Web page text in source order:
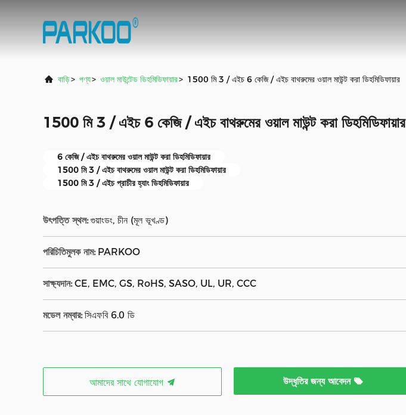
বাড়ি> পণ্য> ওয়াল মাউন্টেড ডিহমিডিফায়ার> 1500 মি 3 / এইচ 6 কেজি / এইচ বাথরুমের ওয়াল মাউন্ট করা ডিহমিডিফায়ার
1500 মি 3 / এইচ 6 কেজি / এইচ বাথরুমের ওয়াল মাউন্ট করা ডিহমিডিফায়ার
6 কেজি / এইচ বাথরুমের ওয়াল মাউন্ট করা ডিহমিডিফায়ার
1500 মি 3 / এইচ বাথরুমের ওয়াল মাউন্ট করা ডিহমিডিফায়ার
1500 মি 3 / এইচ প্রাচীর হ্যাং ডিহমিডিফায়ার
উৎপত্তি স্থল: গুয়াংডং, চীন (মূল ভূখণ্ড)
পরিচিতিমুলক নাম: PARKOO
সাক্ষ্যদান: CE, EMC, GS, RoHS, SASO, UL, UR, CCC
মডেল নম্বার: সিএফবি 6.0 ডি
আমাদের সাথে যোগাযোগ উদ্ধৃতির জন্য আবেদন